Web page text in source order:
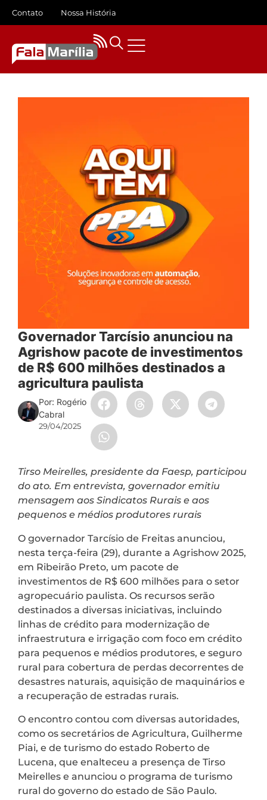
Contato Nossa História
Governador Tarcísio anunciou na
Agrishow pacote de investimentos
de R$ 600 milhões destinados a
agricultura paulista
Por: Rogério
Cabral
29/04/2025
Tirso Meirelles, presidente da Faesp, participou
do ato. Em entrevista, governador emitiu
mensagem aos Sindicatos Rurais e aos
pequenos e médios produtores rurais
O governador Tarcísio de Freitas anunciou,
nesta terça-feira (29), durante a Agrishow 2025,
em Ribeirão Preto, um pacote de
investimentos de R$ 600 milhões para o setor
agropecuário paulista. Os recursos serão
destinados a diversas iniciativas, incluindo
linhas de crédito para modernização de
infraestrutura e irrigação com foco em crédito
para pequenos e médios produtores, e seguro
rural para cobertura de perdas decorrentes de
desastres naturais, aquisição de maquinários e
a recuperação de estradas rurais.
O encontro contou com diversas autoridades,
como os secretários de Agricultura, Guilherme
Piai, e de turismo do estado Roberto de
Lucena, que enalteceu a presença de Tirso
Meirelles e anunciou o programa de turismo
rural do governo do estado de São Paulo.